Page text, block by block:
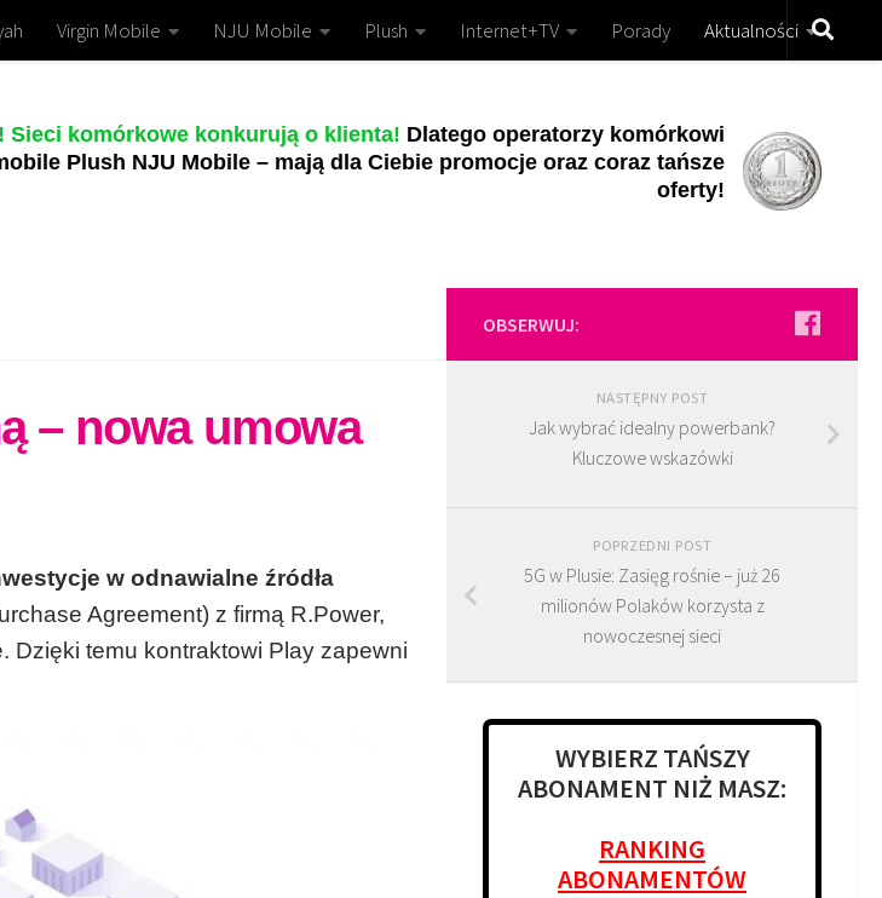
Virgin Mobile NJU Mobile Plush Internet+TV Porady Aktualności
Sieci komórkowe konkurują o klienta! Dlatego operatorzy komórkowi
Plush NJU Mobile – mają dla Ciebie promocje oraz coraz tańsze
oferty!
– nowa umowa
w odnawialne źródła
Agreement) z firmą R.Power,
Dzięki temu kontraktowi Play zapewni
OBSERWUJ:
NASTĘPNY POST
Jak wybrać idealny powerbank?
Kluczowe wskazówki
POPRZEDNI POST
5G w Plusie: Zasięg rośnie – już 26
milionów Polaków korzysta z
nowoczesnej sieci
WYBIERZ TAŃSZY
ABONAMENT NIŻ MASZ:
RANKING
ABONAMENTÓW